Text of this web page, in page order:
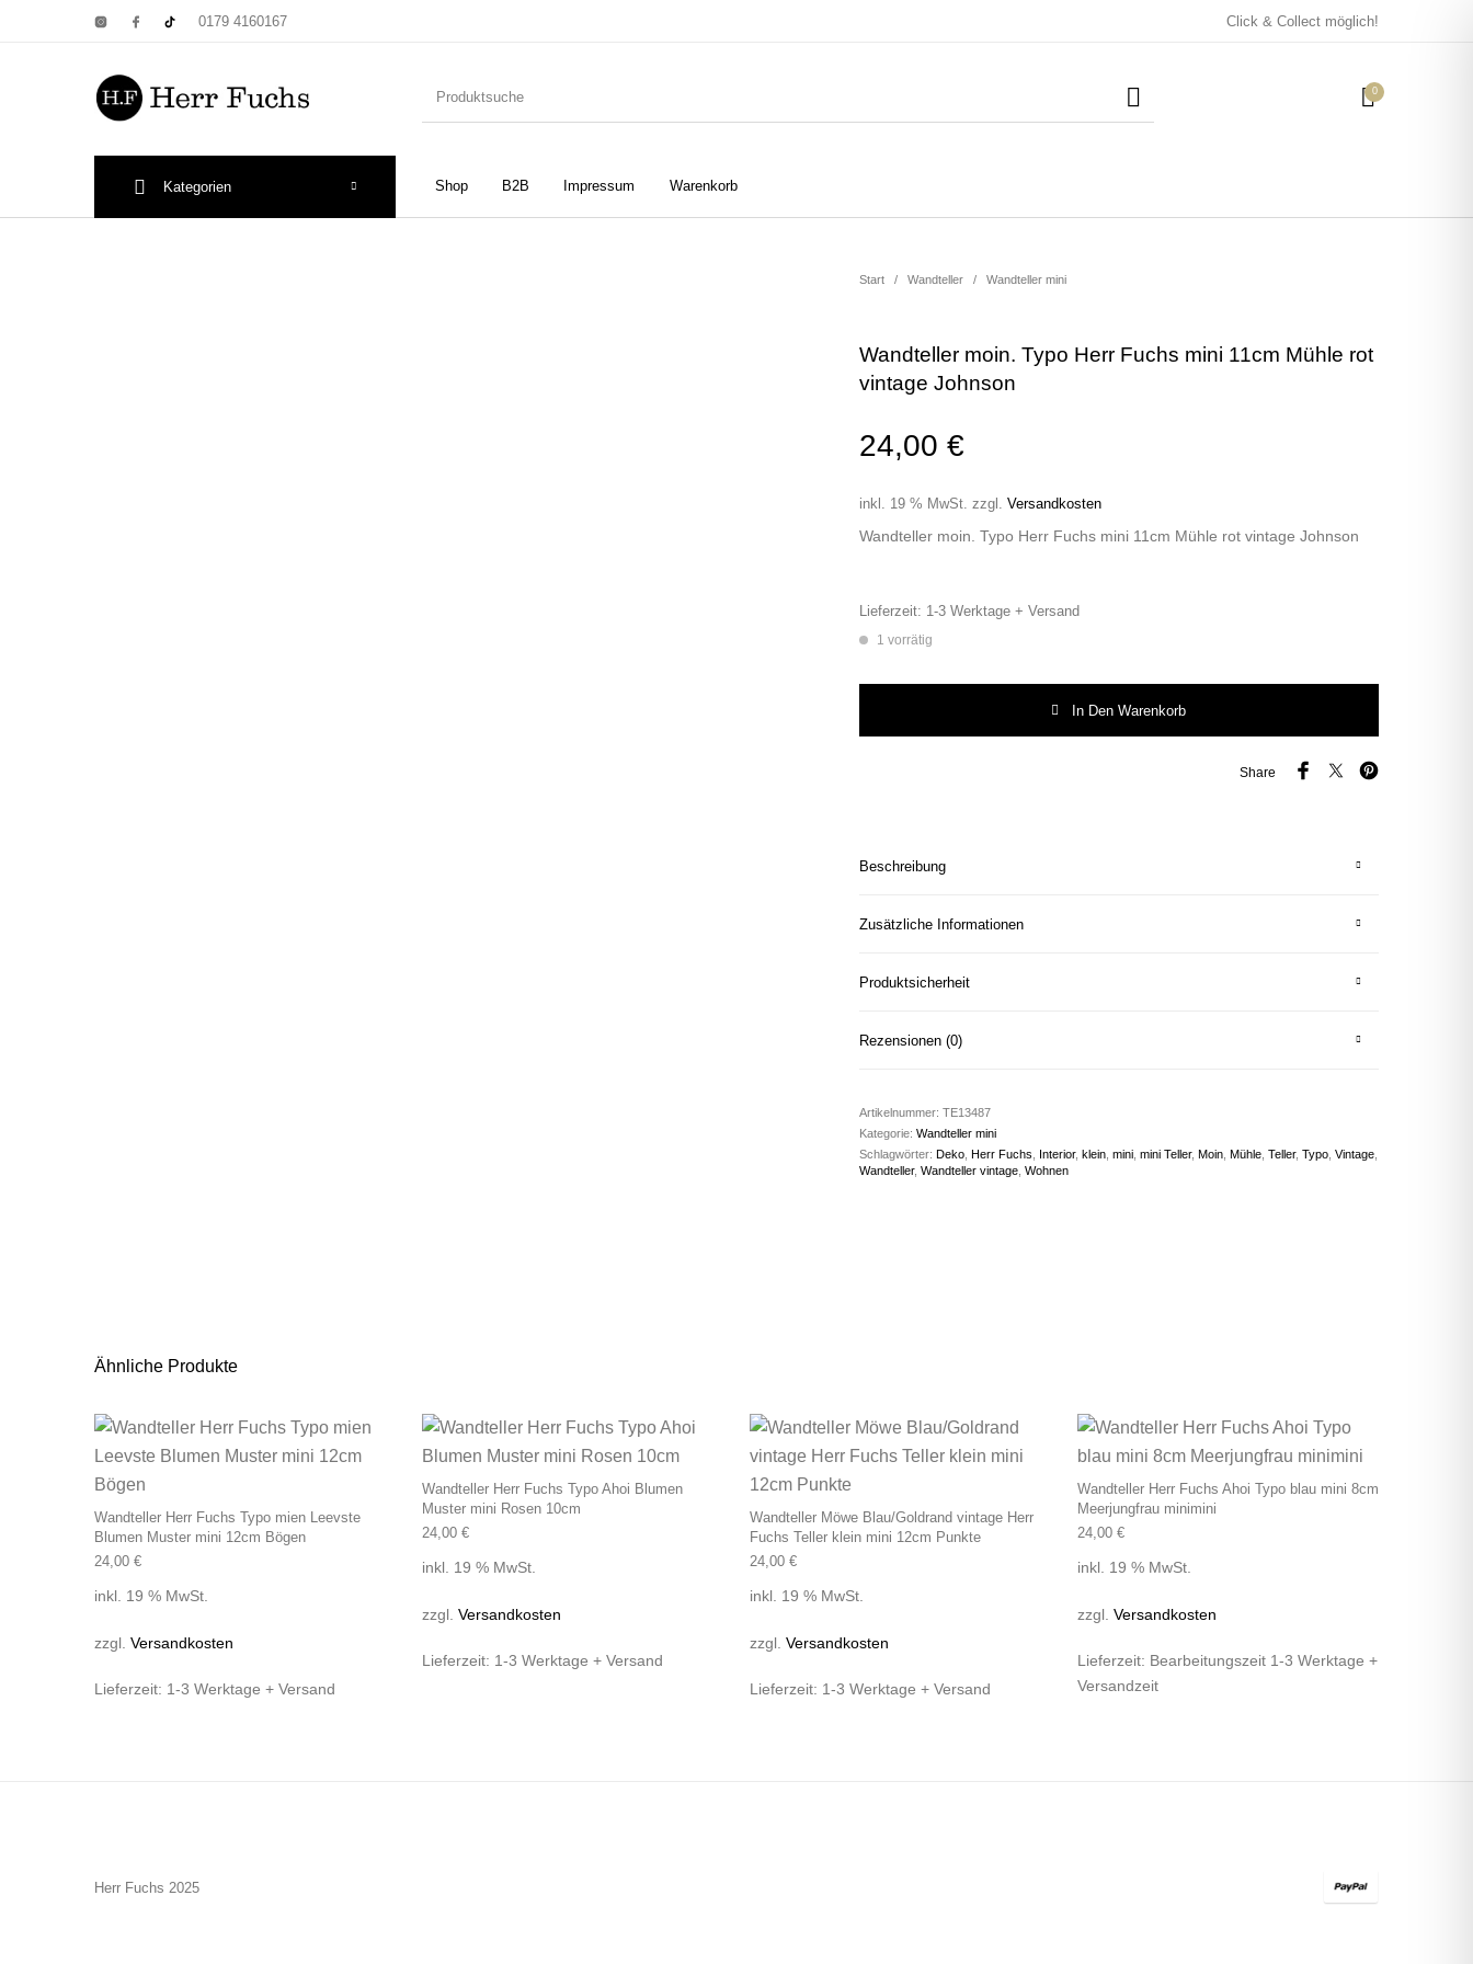
0179 4160167 Click & Collect möglich!
0
Shop B2B Impressum Warenkorb
Kategorien
Taschen/Turnbeutel Tassen
Start / Wandteller / Wandteller mini
Wandteller moin. Typo Herr Fuchs mini 11cm Mühle rot
vintage Johnson
24,00 €
inkl. 19 % MwSt. zzgl. Versandkosten
Wandteller moin. Typo Herr Fuchs mini 11cm Mühle rot vintage Johnson
Lieferzeit: 1-3 Werktage + Versand
1 vorrätig
In Den Warenkorb
Share
Beschreibung
Zusätzliche Informationen
Produktsicherheit
Rezensionen (0)
Artikelnummer: TE13487
Kategorie: Wandteller mini
Schlagwörter: Deko, Herr Fuchs Interior, klein, mini, mini Teller, Moin, Mühle, Teller, Typo, Vintage,
Wandteller, Wandteller vintage, Wohnen
Ähnliche Produkte
Wandteller Herr Fuchs Typo mien Leevste
Blumen Muster mini 12cm Bögen
24,00 €
inkl. 19 % MwSt.
zzgl. Versandkosten
Lieferzeit: 1-3 Werktage + Versand
Wandteller Herr Fuchs Typo Ahoi Blumen
Muster mini Rosen 10cm
24,00 €
inkl. 19 % MwSt.
zzgl. Versandkosten
Lieferzeit: 1-3 Werktage + Versand
Wandteller Möwe Blau/Goldrand vintage Herr
Fuchs Teller klein mini 12cm Punkte
24,00 €
inkl. 19 % MwSt.
zzgl. Versandkosten
Lieferzeit: 1-3 Werktage + Versand
Wandteller Herr Fuchs Ahoi Typo blau mini 8cm
Meerjungfrau minimini
24,00 €
inkl. 19 % MwSt.
zzgl. Versandkosten
Lieferzeit: Bearbeitungszeit 1-3 Werktage +
Versandzeit
Herr Fuchs 2025